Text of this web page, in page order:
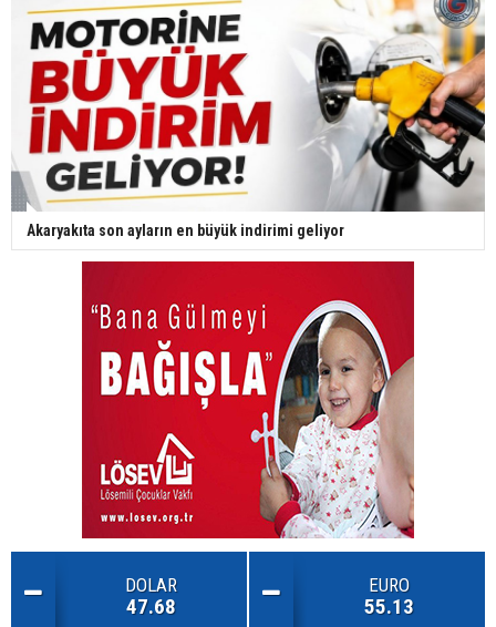
Akaryakıta son ayların en büyük indirimi geliyor
DOLAR
47.68
EURO
55.13